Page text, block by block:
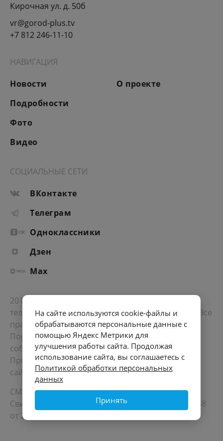
Кирочная ул. д. 50б
vr@gorod-plus.tv
+7 812 246-11-10
НАВИГАЦИЯ
Новости
Подробности
Фото
Видео
О проекте
СОЦИАЛЬНЫЕ СЕТИ
ВКонтакте
Телеграм
Одноклассники
Дзен
Max
2012-2026 © Портал «Электронное интернет-
телевидение правительства Санкт-Петербурга». Все
права защищены.
Портал Санкт-Петербурга- о его людях, жизни,
событиях, последних новостях.
При перепечатке материалов, прямая ссылка на
сайт обязательна. Возрастное ограничение 12+.
СМИ
Свидетельство Роскомнадзора ЭЛ № ФС 77 - 72748
от 22.05.2018
На сайте используются cookie-файлы и
обрабатываются персональные данные с
помощью Яндекс Метрики для
улучшения работы сайта. Продолжая
использование сайта, вы соглашаетесь с
Политикой обработки персональных
данных
Принять